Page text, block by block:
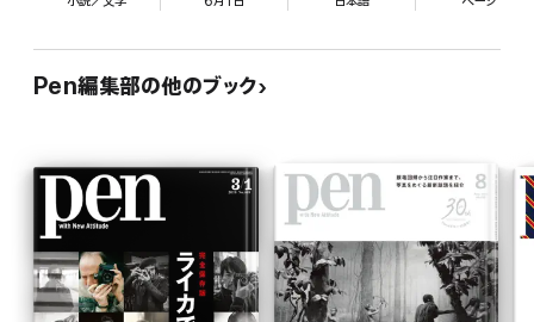
の新機軸。
【第1特集】 物語のある、デニム&スニーカー
永遠の定番アイテムに、革新をもたらす7人。
ピエール・アルディ/ピエール アルディ
ジョニー・ヨハンソン/アクネ ストゥディオズ ブロ コンスト
柏崎 亮/エンダースキーマ
古田泰子/トーガ プルラ×ラングラー
Pen編集部の他のブック